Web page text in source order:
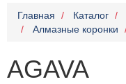
Главная Каталог
Алмазные коронки
AGAVA